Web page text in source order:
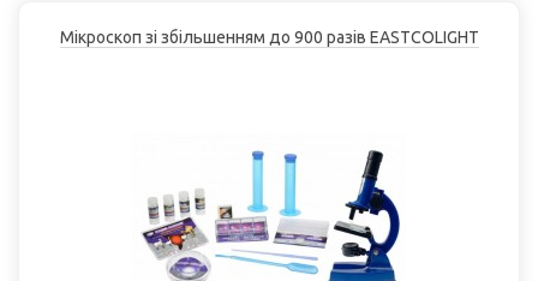
Мікроскоп зі збільшенням до 900 разів EASTCOLІGHT